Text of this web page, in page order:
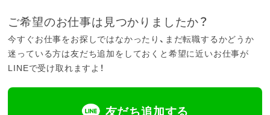
ご希望のお仕事は見つかりましたか？
今すぐお仕事をお探しではなかったり、まだ転職するかどうか
迷っている方は友だち追加をしておくと希望に近いお仕事が
LINEで受け取れますよ！
友だち追加する